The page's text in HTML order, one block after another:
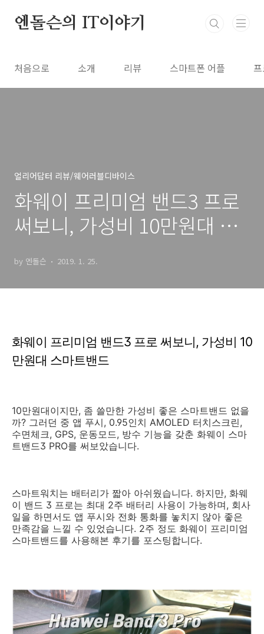
엔돌슨의 IT이야기
처음으로 소개 리뷰 스마트폰 어플
얼리어답터 리뷰/웨어러블디바이스
화웨이 프리미엄 밴드3 프로
써보니, 가성비 10만원대 스
by 엔돌슨 2019. 1. 25.
화웨이 프리미엄 밴드3 프로 써보니, 가성비 10
만원대 스마트밴드
10만원대이지만, 좀 쓸만한 가성비 좋은 스마트밴드 없을
까? 그러던 중 앱 푸시, 0.95인치 AMOLED 터치스크린,
수면체크, GPS, 운동모드, 방수 기능을 갖춘 화웨이 스마
트밴드3 PRO를 써보았습니다.
스마트워치는 배터리가 짧아 아쉬웠습니다. 하지만, 화웨
이 밴드 3 프로는 최대 2주 배터리 사용이 가능하며, 회사
일을 하면서도 앱 푸시와 전화 통화를 놓치지 않아 좋은
만족감을 느낄 수 있었습니다. 2주 정도 화웨이 프리미엄
스마트밴드를 사용해본 후기를 포스팅합니다.